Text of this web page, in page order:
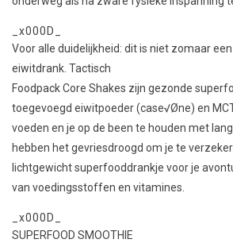
_x000D_
Voor alle duidelijkheid: dit is niet zomaar
eiwitdrank. Tactisch
Foodpack Core Shakes zijn gezonde
toegevoegd eiwitpoeder (case√Øne) en
voeden en je op de been te houden met
hebben het gevriesdroogd om je te
lichtgewicht superfooddrankje voor je
van voedingsstoffen en vitamines.
_x000D_
SUPERFOOD SMOOTHIE